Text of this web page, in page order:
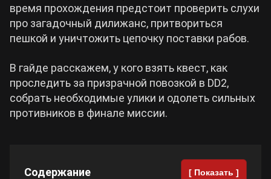
Wuthering Waves
Roblox
Hogwarts Legacy
Cyberpunk 2077
время прохождения предстоит проверить слухи
про загадочный дилижанс, притвориться
пешкой и уничтожить цепочку поставки рабов.
В гайде расскажем, у кого взять квест, как
проследить за призрачной повозкой в DD2,
собрать необходимые улики и одолеть сильных
противников в финале миссии.
Содержание [ Показать ]